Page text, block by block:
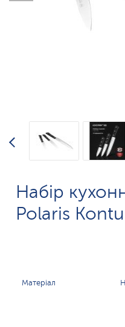
Набір
Polaris
Матеріал